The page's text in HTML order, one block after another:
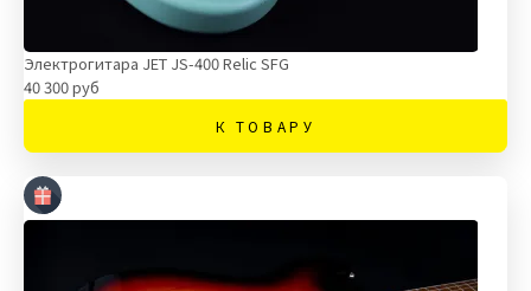
Электрогитара JET JS-400 Relic SFG
40 300 руб
К ТОВАРУ